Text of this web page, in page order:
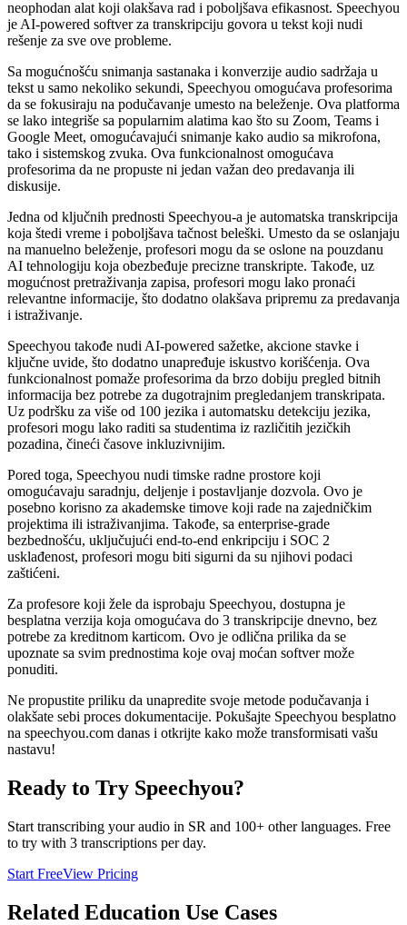
neophodan alat koji olakšava rad i poboljšava efikasnost. Speechyou
je AI-powered softver za transkripciju govora u tekst koji nudi
rešenje za sve ove probleme.
Sa mogućnošću snimanja sastanaka i konverzije audio sadržaja u
tekst u samo nekoliko sekundi, Speechyou omogućava profesorima
da se fokusiraju na podučavanje umesto na beleženje. Ova platforma
se lako integriše sa popularnim alatima kao što su Zoom, Teams i
Google Meet, omogućavajući snimanje kako audio sa mikrofona,
tako i sistemskog zvuka. Ova funkcionalnost omogućava
profesorima da ne propuste ni jedan važan deo predavanja ili
diskusije.
Jedna od ključnih prednosti Speechyou-a je automatska transkripcija
koja štedi vreme i poboljšava tačnost beleški. Umesto da se oslanjaju
na manuelno beleženje, profesori mogu da se oslone na pouzdanu
AI tehnologiju koja obezbeđuje precizne transkripte. Takođe, uz
mogućnost pretraživanja zapisa, profesori mogu lako pronaći
relevantne informacije, što dodatno olakšava pripremu za predavanja
i istraživanje.
Speechyou takođe nudi AI-powered sažetke, akcione stavke i
ključne uvide, što dodatno unapređuje iskustvo korišćenja. Ova
funkcionalnost pomaže profesorima da brzo dobiju pregled bitnih
informacija bez potrebe za dugotrajnim pregledanjem transkripata.
Uz podršku za više od 100 jezika i automatsku detekciju jezika,
profesori mogu lako raditi sa studentima iz različitih jezičkih
pozadina, čineći časove inkluzivnijim.
Pored toga, Speechyou nudi timske radne prostore koji
omogućavaju saradnju, deljenje i postavljanje dozvola. Ovo je
posebno korisno za akademske timove koji rade na zajedničkim
projektima ili istraživanjima. Takođe, sa enterprise-grade
bezbednošću, uključujući end-to-end enkripciju i SOC 2
usklađenost, profesori mogu biti sigurni da su njihovi podaci
zaštićeni.
Za profesore koji žele da isprobaju Speechyou, dostupna je
besplatna verzija koja omogućava do 3 transkripcije dnevno, bez
potrebe za kreditnom karticom. Ovo je odlična prilika da se
upoznate sa svim prednostima koje ovaj moćan softver može
ponuditi.
Ne propustite priliku da unapredite svoje metode podučavanja i
olakšate sebi proces dokumentacije. Pokušajte Speechyou besplatno
na speechyou.com danas i otkrijte kako može transformisati vašu
nastavu!
Ready to Try Speechyou?
Start transcribing your audio in SR and 100+ other languages. Free
to try with 3 transcriptions per day.
Start FreeView Pricing
Related Education Use Cases